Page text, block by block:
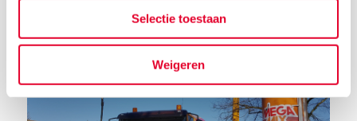
Selectie toestaan
Weigeren